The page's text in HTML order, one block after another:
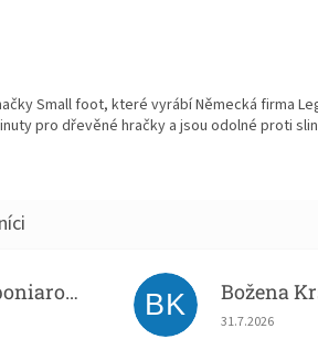
Small foot, které vyrábí Německá firma
pro dřevěné hračky a jsou odolné proti
Miluše Šponiarová
je 5 z 5 hvězdiček.BK Božena
Hodnocení
31.7.2026